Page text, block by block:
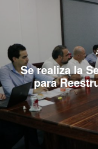
Se realiza la
para